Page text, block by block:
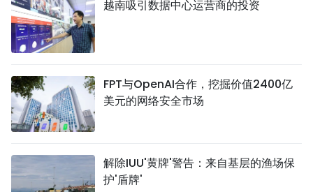
越南吸引数据中心运营商的投资
FPT与OpenAI合作，挖掘价值2400亿
美元的网络安全市场
解除IUU'黄牌'警告：来自基层的渔场保
护'盾牌'